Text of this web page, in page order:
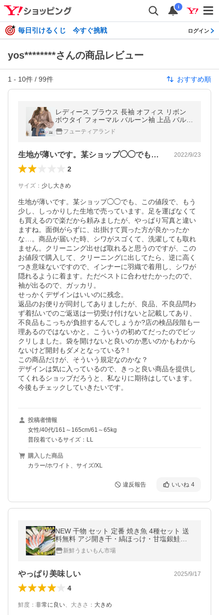
i
毎日引けるくじ 今すぐ挑戦 ログイン
yos********さんの商品レビュー
1 - 10件 / 99件 おすすめ順
レディース ブラウス 長袖 オフィス リボン
ボウタイ フォーマル バルーン袖 上品 バルー
ンスリーブ / [前後2way]パワショルリボンブ
ラウス
フューティアランド
生地が薄いです。某ショップ◯◯でも、こ… 2022/9/23
2
サイズ ： 少し大きめ
生地が薄いです。某ショップ◯◯でも、この値段で、もう
少し、しっかりした生地で売っています。足を運ばなくて
も買えるので楽だから頼みましたが、やっぱり写真と違い
ますね。面倒がらずに、出掛けて買った方が良かったか
な…。商品が届いた時、シワがスゴくて、洗濯しても取れ
ません。クリーニング出せば取れると思うのですが、この
お値段で購入して、クリーニングに出してたら、逆に高く
つき意味ないですので、インナーに羽織で着用し、シワが
隠れるように着ます。ただベストに合わせたかったので、
袖が出るので、ガッカリ。
せっかくデザインはいいのに残念。
返品のお便りが同封してありましたが、良品、不良品問わ
ず着払いでのご返送は一切受け付けないと記載してあり、
不良品もこっちが負担するんでしょうか?店の検品段階も一
理あるのではないかと。こういうの初めてだったのでビッ
クリしました。袋を開けないと良いのか悪いのかもわから
ないけど開封もダメとなっている?！
この商品だけが、そういう規定なのかな？
デザインは気に入っているので、きっと良い商品を提供し
てくれるショップだろうと、私なりに期待はしています。
今後もチェックしていきたいです。
投稿者情報
女性/40代/161～165cm/61～65kg
普段着ているサイズ：LL
購入した商品
カラー/ホワイト、サイズ/XL
違反報告 いいね 4
NEW 干物 セット 定番 焼き魚 4種セット 送
料無料 アジ開き干・縞ほっけ・甘塩銀鮭切
り身・塩鯖
新鮮うまいもん市場
やっぱり美味しい 2025/9/17
4
鮮度 ： 非常に良い、 大きさ ： 大きめ